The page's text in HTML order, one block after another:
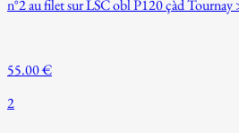
n°2 au filet sur LSC obl P120 çàd Tournay
55.00 €
2